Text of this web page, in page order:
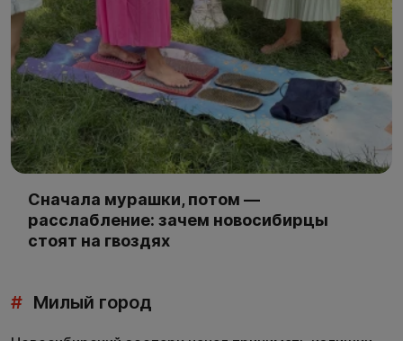
Сначала мурашки, потом —
расслабление: зачем новосибирцы
стоят на гвоздях
# Милый город